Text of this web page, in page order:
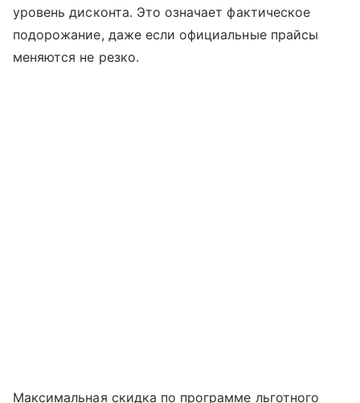
уровень дисконта. Это означает фактическое
подорожание, даже если официальные прайсы
меняются не резко.
Максимальная скидка по программе льготного